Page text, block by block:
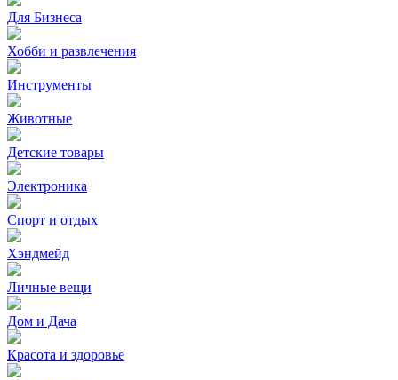
Для Бизнеса
Хобби и развлечения
Инструменты
Животные
Детские товары
Электроника
Спорт и отдых
Хэндмейд
Личные вещи
Дом и Дача
Красота и здоровье